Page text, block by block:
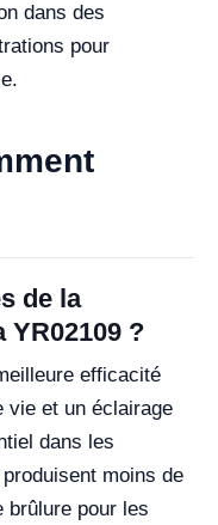
dans des
pour
de la
YR02109 ?
efficacité
vie et un éclairage
dans les
moins de
brûlure pour les